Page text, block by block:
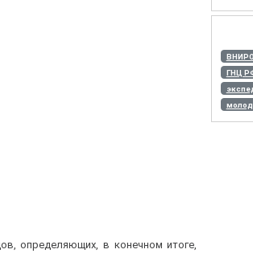
определяющих, в конечном итоге,
ВНИРО
ГНЦ